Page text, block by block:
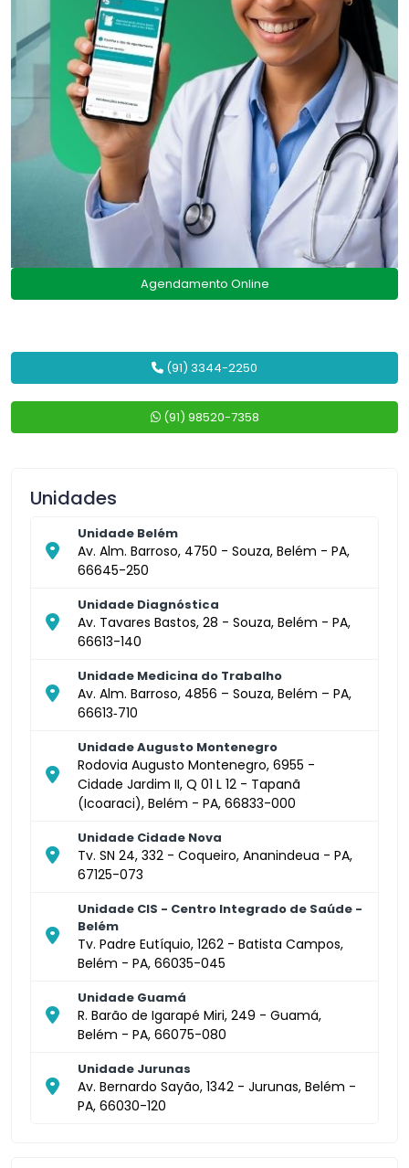
Agendamento Online
(91) 3344-2250
(91) 98520-7358
Unidades
Unidade Belém
Av. Alm. Barroso, 4750 - Souza, Belém - PA,
66645-250
Unidade Diagnóstica
Av. Tavares Bastos, 28 - Souza, Belém - PA,
66613-140
Unidade Medicina do Trabalho
Av. Alm. Barroso, 4856 – Souza, Belém – PA,
66613‑710
Unidade Augusto Montenegro
Rodovia Augusto Montenegro, 6955 -
Cidade Jardim II, Q 01 L 12 - Tapanã
(Icoaraci), Belém - PA, 66833-000
Unidade Cidade Nova
Tv. SN 24, 332 - Coqueiro, Ananindeua - PA,
67125-073
Unidade CIS - Centro Integrado de Saúde -
Belém
Tv. Padre Eutíquio, 1262 - Batista Campos,
Belém - PA, 66035-045
Unidade Guamá
R. Barão de Igarapé Miri, 249 - Guamá,
Belém - PA, 66075-080
Unidade Jurunas
Av. Bernardo Sayão, 1342 - Jurunas, Belém -
PA, 66030-120